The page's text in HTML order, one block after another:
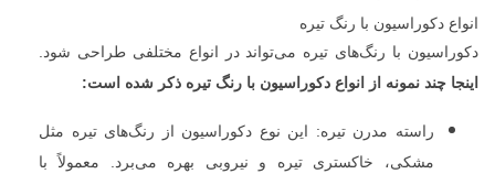
انواع دکوراسیون با رنگ تیره
دکوراسیون با رنگ‌های تیره می‌تواند در انواع مختلفی طراحی شود.
اینجا چند نمونه از انواع دکوراسیون با رنگ تیره ذکر شده است:
راسته مدرن تیره: این نوع دکوراسیون از رنگ‌های تیره مثل
مشکی، خاکستری تیره و نیروبی بهره می‌برد. معمولاً با